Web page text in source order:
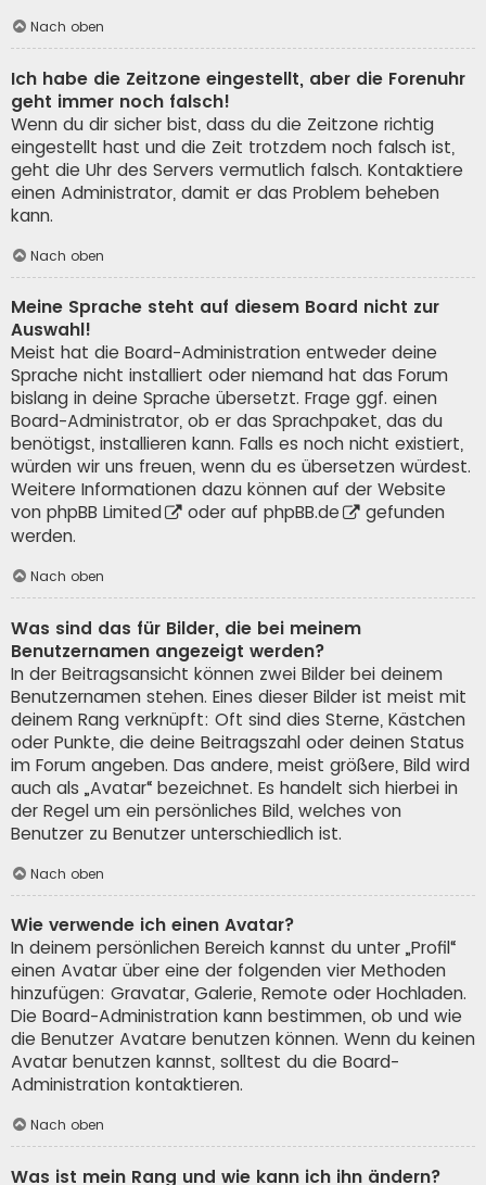
Nach oben
Ich habe die Zeitzone eingestellt, aber die Forenuhr
geht immer noch falsch!
Wenn du dir sicher bist, dass du die Zeitzone richtig
eingestellt hast und die Zeit trotzdem noch falsch ist,
geht die Uhr des Servers vermutlich falsch. Kontaktiere
einen Administrator, damit er das Problem beheben
kann.
Nach oben
Meine Sprache steht auf diesem Board nicht zur
Auswahl!
Meist hat die Board-Administration entweder deine
Sprache nicht installiert oder niemand hat das Forum
bislang in deine Sprache übersetzt. Frage ggf. einen
Board-Administrator, ob er das Sprachpaket, das du
benötigst, installieren kann. Falls es noch nicht existiert,
würden wir uns freuen, wenn du es übersetzen würdest.
Weitere Informationen dazu können auf der Website
von phpBB Limited oder auf phpBB.de
gefunden
werden.
Nach oben
Was sind das für Bilder, die bei meinem
Benutzernamen angezeigt werden?
In der Beitragsansicht können zwei Bilder bei deinem
Benutzernamen stehen. Eines dieser Bilder ist meist mit
deinem Rang verknüpft: Oft sind dies Sterne, Kästchen
oder Punkte, die deine Beitragszahl oder deinen Status
im Forum angeben. Das andere, meist größere, Bild wird
auch als „Avatar“ bezeichnet. Es handelt sich hierbei in
der Regel um ein persönliches Bild, welches von
Benutzer zu Benutzer unterschiedlich ist.
Nach oben
Wie verwende ich einen Avatar?
In deinem persönlichen Bereich kannst du unter „Profil“
einen Avatar über eine der folgenden vier Methoden
hinzufügen: Gravatar, Galerie, Remote oder Hochladen.
Die Board-Administration kann bestimmen, ob und wie
die Benutzer Avatare benutzen können. Wenn du keinen
Avatar benutzen kannst, solltest du die Board-
Administration kontaktieren.
Nach oben
Was ist mein Rang und wie kann ich ihn ändern?